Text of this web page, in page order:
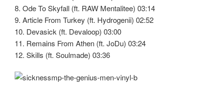
8. Ode To Skyfall (ft. RAW Mentalitee) 03:14
9. Article From Turkey (ft. Hydrogenii) 02:52
10. Devasick (ft. Devaloop) 03:00
11. Remains From Athen (ft. JoDu) 03:24
12. Skills (ft. Soulmade) 03:36